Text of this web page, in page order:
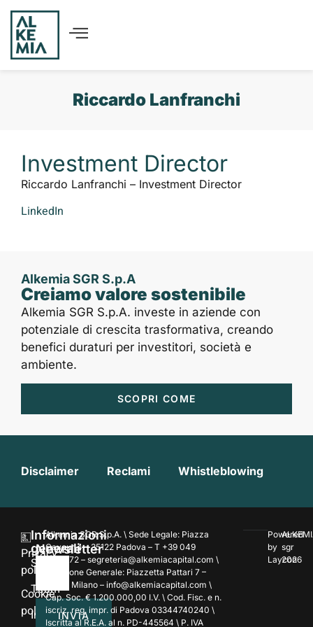
Riccardo Lanfranchi
Investment Director
Riccardo Lanfranchi – Investment Director
LinkedIn
Alkemia SGR S.p.A
Creiamo valore sostenibile
Alkemia SGR S.p.A. investe in aziende con
potenziale di crescita trasformativa, creando
benefici duraturi per investitori, società e
ambiente.
SCOPRI COME
Disclaimer Reclami Whistleblowing
Privacy
policy
Cookie
policy
Informazioni
generali
Società
Team
Investment
Newsletter
INVIA
Alkemia SGR S.p.A. \ Sede Legale: Piazza
Cavour 4 – 35122 Padova – T +39 049
7354172 – segreteria@alkemiacapital.com \
Direzione Generale: Piazzetta Pattari 7 –
20122 Milano – info@alkemiacapital.com \
Cap. Soc. € 1.200.000,00 I.V. \ Cod. Fisc. e n.
iscriz. reg. impr. di Padova 03344740240 \
Iscritta al R.E.A. al n. PD-445564 \ P. IVA
Powered
by
Laycon
sgr
2026